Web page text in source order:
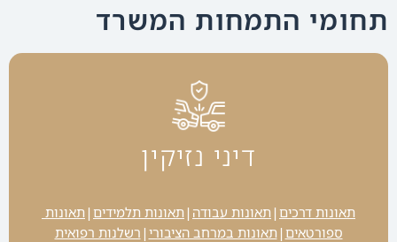
תחומי התמחות המשרד
דיני נזיקין
תאונות דרכים | תאונות עבודה | תאונות תלמידים |
ספורטאים | תאונות במרחב הציבורי | רשלנות רפואית